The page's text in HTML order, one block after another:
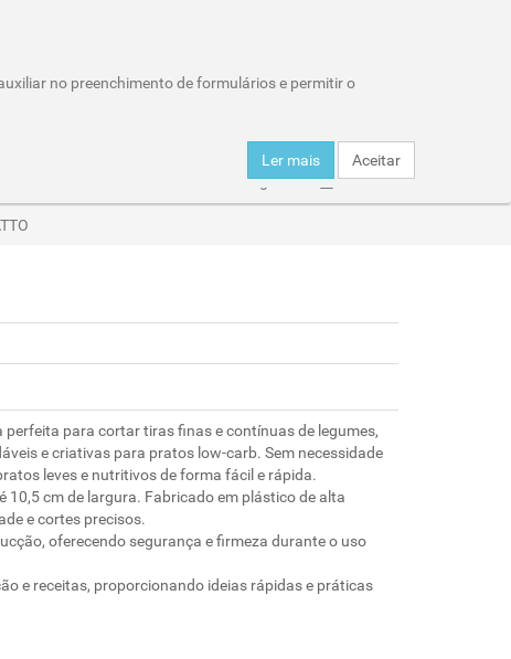
Carro de compras : 0 item
Entregas Horários
no preenchimento de formulários e permitir o
Ler mais Aceitar
para cortar tiras finas e contínuas de legumes,
e criativas para pratos low-carb. Sem necessidade
leves e nutritivos de forma fácil e rápida.
10,5 cm de largura. Fabricado em plástico de alta
e cortes precisos.
oferecendo segurança e firmeza durante o uso
e receitas, proporcionando ideias rápidas e práticas